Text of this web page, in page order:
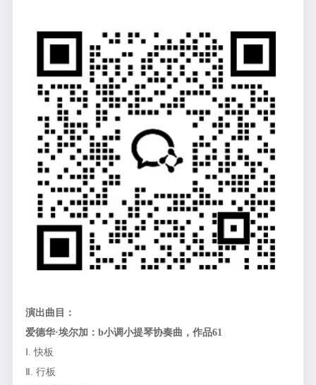
演出曲目：
爱德华·埃尔加： b小调小提琴协奏曲，作品61
Ⅰ. 快板
Ⅱ. 行板